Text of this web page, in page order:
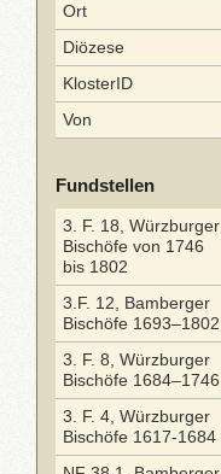
Ort
Diözese
KlosterID
Von
Fundstellen
3. F. 18, Würzburger
Bischöfe von 1746
bis 1802
3.F. 12, Bamberger
Bischöfe 1693–1802
3. F. 8, Würzburger
Bischöfe 1684–1746
3. F. 4, Würzburger
Bischöfe 1617-1684